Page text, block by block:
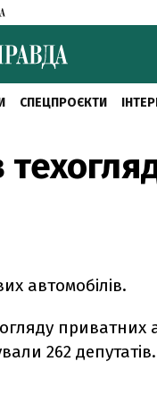
СПЕЦПРОЄКТИ
автомобілів.
приватних
262 депутатів.